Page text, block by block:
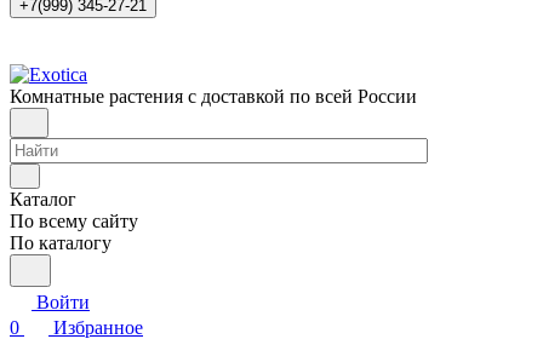
+7(999) 345-27-21
Комнатные растения с доставкой по всей России
Каталог
По всему сайту
По каталогу
Войти
0
Избранное